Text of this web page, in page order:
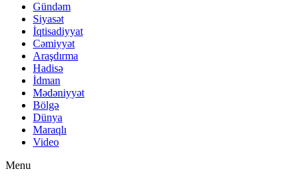
Gündəm
Siyasət
İqtisadiyyat
Cəmiyyət
Araşdırma
Hadisə
İdman
Mədəniyyət
Bölgə
Dünya
Maraqlı
Video
Menu